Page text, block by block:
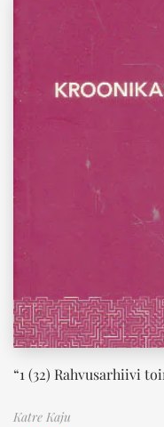
“1 (32) Rahvusarhiivi
Katre Kaju